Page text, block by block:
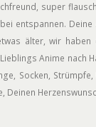
super
entspannen.
älter, wir
Anime nach
Socken,
Deinen